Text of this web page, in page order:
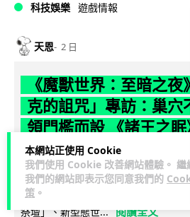
本網站正使用 Cookie
我們使用 Cookie 改善網站體驗。 繼
我們的網站即表示您同意我們的
策 。
科技娛樂 遊戲情報
天恩 2 日
《魔獸世界：至暗之
克的詛咒」專訪：巢穴
領門檻而設 《諸王之
鐘
《魔獸世界：至暗之夜》版本更新
於 8 月 13 日正式上線，帶來全新區域
祭壇」、新型態世... 閱讀全文